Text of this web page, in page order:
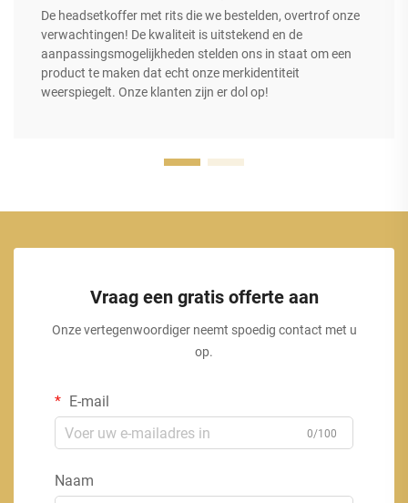
De headsetkoffer met rits die we bestelden, overtrof onze
verwachtingen! De kwaliteit is uitstekend en de
aanpassingsmogelijkheden stelden ons in staat om een
product te maken dat echt onze merkidentiteit
weerspiegelt. Onze klanten zijn er dol op!
Vraag een gratis offerte aan
Onze vertegenwoordiger neemt spoedig contact met u
op.
E-mail
0/100
Naam